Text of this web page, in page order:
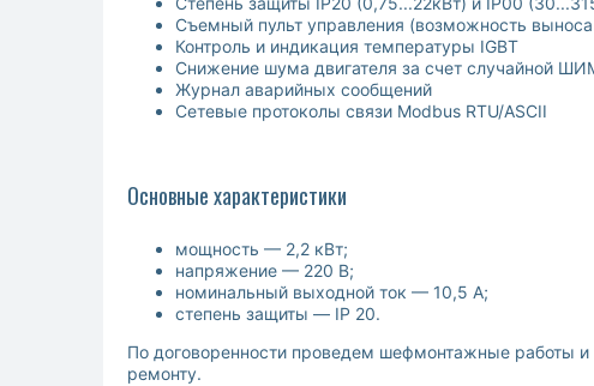
Съемный пульт управления (возможность
Контроль и индикация температуры IGBT
Снижение шума двигателя за счет случайной
Журнал аварийных сообщений
Сетевые протоколы связи Modbus RTU/ASCII
Основные характеристики
мощность — 2,2 кВт;
напряжение — 220 В;
номинальный выходной ток — 10,5 А;
степень защиты — IP 20.
По договоренности проведем шефмонтажные работы и
ремонту.